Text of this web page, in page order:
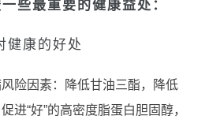
些最重要的健康益处：
健康的好处
险因素：降低甘油三酯，降低
进“好”的高密度脂蛋白胆固醇，